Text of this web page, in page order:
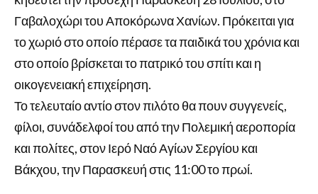
Γαβαλοχώρι του Αποκόρωνα Χανίων. Πρόκειται για
το χωριό στο οποίο πέρασε τα παιδικά του χρόνια και
στο οποίο βρίσκεται το πατρικό του σπίτι και η
οικογενειακή επιχείρηση.
Το τελευταίο αντίο στον πιλότο θα πουν συγγενείς,
φίλοι, συνάδελφοί του από την Πολεμική αεροπορία
και πολίτες, στον Ιερό Ναό Αγίων Σεργίου και
Βάκχου, την Παρασκευή στις 11:00 το πρωί.